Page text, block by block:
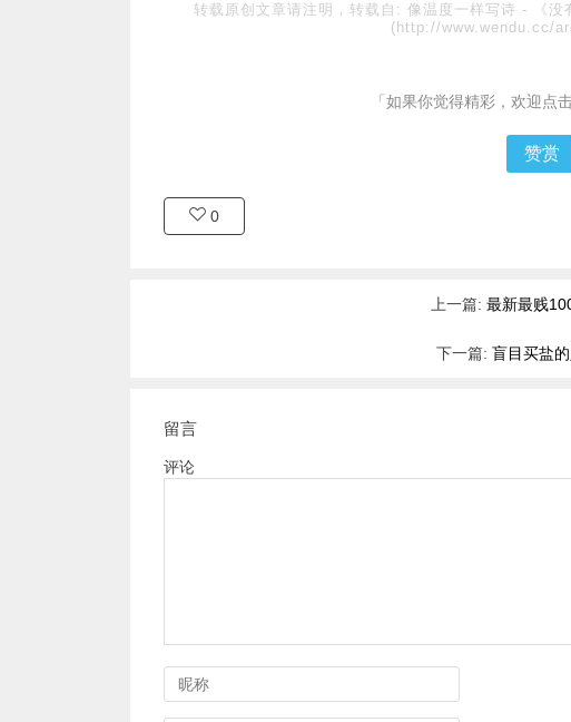
转载原创文章请注明，转载自: 像温度一样写诗 -
《
(http://www.wendu.cc/
「如果你觉得精彩，欢迎点
赞赏
0
上一篇: 最新最贱
下一篇: 盲目买盐
留言
评论